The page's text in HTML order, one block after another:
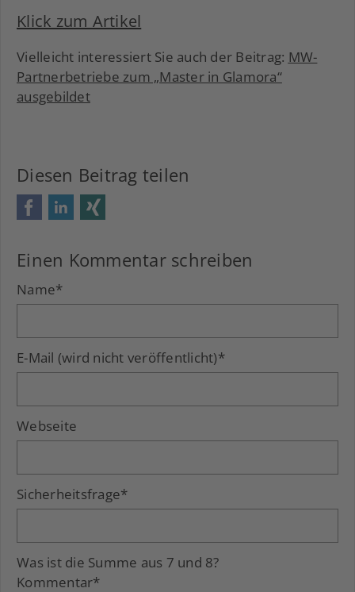
Klick zum Artikel
Vielleicht interessiert Sie auch der Beitrag: MW-
Partnerbetriebe zum „Master in Glamora“
ausgebildet
Diesen Beitrag teilen
FacebookLinkedIn
Einen Kommentar schreiben
Name*
E-Mail (wird nicht veröffentlicht)*
Webseite
Sicherheitsfrage*
Was ist die Summe aus 7 und 8?
Kommentar*